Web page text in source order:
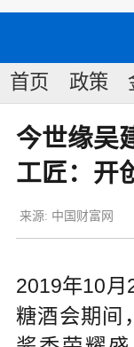
首页 政策
今世缘吴
工匠：开
来源: 中国财富网
2019年10月
糖酒会期间